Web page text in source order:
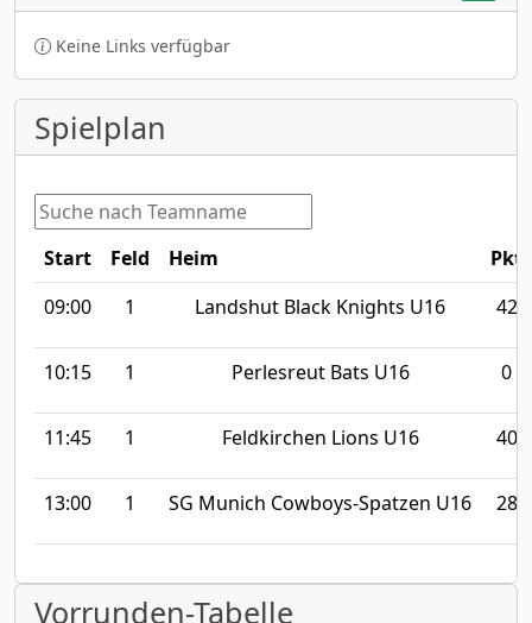
Keine Links verfügbar
Spielplan
Start Feld Heim
Pkt
09:00
1 Landshut Black Knights U16 42
10:15 1 Perlesreut Bats U16 0
11:45 1 Feldkirchen Lions U16 40
13:00 1 SG Munich Cowboys-Spatzen U16 28
Vorrunden-Tabelle